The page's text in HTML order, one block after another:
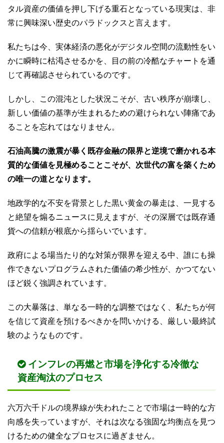
タル資産の価値を押し下げる重石となっている現実は、非
常に興味深い歴史のパラドックスと言えます。
私たちは今、実体経済の悪化がデジタル空間の流動性をい
かに瞬時に枯渇させるかを、目の前の冷酷なチャートを通
じて再確認させられているのです。
しかし、この混沌とした状況こそが、古い秩序が崩壊し、
新しい価値の基準が生まれるための避けられない陣痛であ
ることを忘れてはなりません。
石油高騰の激震が暴く既存金融の限界と逆境で磨かれる本
質的な価値を見極めることこそが、次世代の富を築くため
の唯一の道となります。
地政学的な不安を背景とした黒い黄金の暴走は、一見する
と絶望を煽るニュースに見えますが、その深層では既存通
貨への信頼が根底から揺らいでいます。
政府による場当たり的な対策が限界を迎える中、誰にも操
作できないプログラムされた価値の希少性が、かつてない
ほど鋭く強調されています。
この大暴落は、単なる一時的な調整ではなく、私たちが何
を信じて資産を預けるべきかを問いかける、厳しい最終試
験のようなものです。
インフレの再燃と市場を浄化する冷徹な
資産淘汰のプロセス
六万六千ドルの境界線が失われたことで市場は一時的な方
向感を失っていますが、それは次なる強固な均衡点を見つ
けるための健全なプロセスに過ぎません。